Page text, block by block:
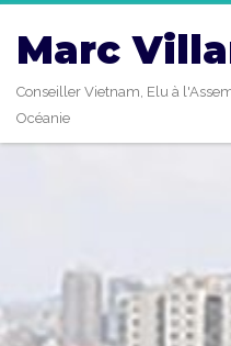
Marc
Conseiller Vietnam, Elu à
Océanie